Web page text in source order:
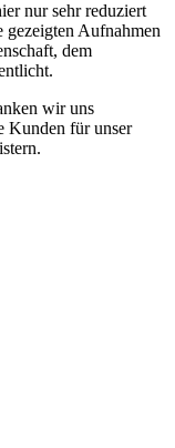
nur sehr reduziert
gezeigten Aufnahmen
dem
wir uns
Kunden für unser